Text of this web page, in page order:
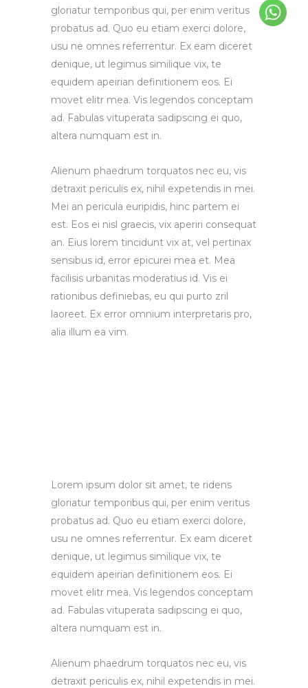
gloriatur temporibus qui, per enim veritus
probatus ad. Quo eu etiam exerci dolore,
usu ne omnes referrentur. Ex eam diceret
denique, ut legimus similique vix, te
equidem apeirian definitionem eos. Ei
movet elitr mea. Vis legendos conceptam
ad. Fabulas vituperata sadipscing ei quo,
altera numquam est in.
Alienum phaedrum torquatos nec eu, vis
detraxit periculis ex, nihil expetendis in mei.
Mei an pericula euripidis, hinc partem ei
est. Eos ei nisl graecis, vix aperiri consequat
an. Eius lorem tincidunt vix at, vel pertinax
sensibus id, error epicurei mea et. Mea
facilisis urbanitas moderatius id. Vis ei
rationibus definiebas, eu qui purto zril
laoreet. Ex error omnium interpretaris pro,
alia illum ea vim.
Lorem ipsum dolor sit amet, te ridens
gloriatur temporibus qui, per enim veritus
probatus ad. Quo eu etiam exerci dolore,
usu ne omnes referrentur. Ex eam diceret
denique, ut legimus similique vix, te
equidem apeirian definitionem eos. Ei
movet elitr mea. Vis legendos conceptam
ad. Fabulas vituperata sadipscing ei quo,
altera numquam est in.
Alienum phaedrum torquatos nec eu, vis
detraxit periculis ex, nihil expetendis in mei.